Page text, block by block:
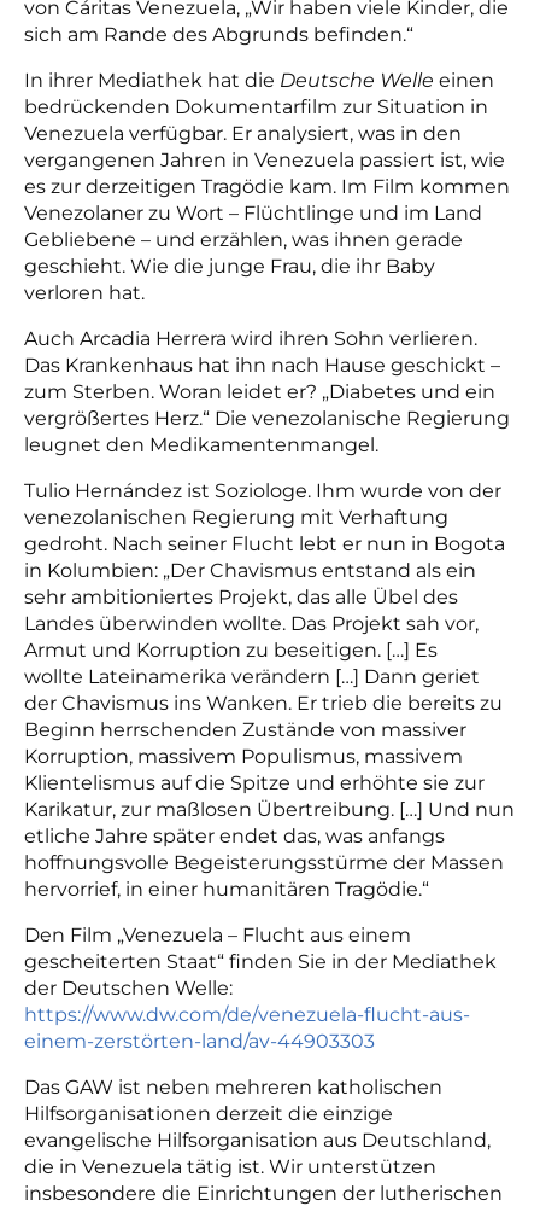
von Cáritas Venezuela, „Wir haben viele Kinder, die
sich am Rande des Abgrunds befinden.“
In ihrer Mediathek hat die Deutsche Welle einen
bedrückenden Dokumentarfilm zur Situation in
Venezuela verfügbar. Er analysiert, was in den
vergangenen Jahren in Venezuela passiert ist, wie
es zur derzeitigen Tragödie kam. Im Film kommen
Venezolaner zu Wort – Flüchtlinge und im Land
Gebliebene – und erzählen, was ihnen gerade
geschieht. Wie die junge Frau, die ihr Baby
verloren hat.
Auch Arcadia Herrera wird ihren Sohn verlieren.
Das Krankenhaus hat ihn nach Hause geschickt –
zum Sterben. Woran leidet er? „Diabetes und ein
vergrößertes Herz.“ Die venezolanische Regierung
leugnet den Medikamentenmangel.
Tulio Hernández ist Soziologe. Ihm wurde von der
venezolanischen Regierung mit Verhaftung
gedroht. Nach seiner Flucht lebt er nun in Bogota
in Kolumbien: „Der Chavismus entstand als ein
sehr ambitioniertes Projekt, das alle Übel des
Landes überwinden wollte. Das Projekt sah vor,
Armut und Korruption zu beseitigen. […] Es
wollte Lateinamerika verändern […] Dann geriet
der Chavismus ins Wanken. Er trieb die bereits zu
Beginn herrschenden Zustände von massiver
Korruption, massivem Populismus, massivem
Klientelismus auf die Spitze und erhöhte sie zur
Karikatur, zur maßlosen Übertreibung. […] Und nun
etliche Jahre später endet das, was anfangs
hoffnungsvolle Begeisterungsstürme der Massen
hervorrief, in einer humanitären Tragödie.“
Den Film „Venezuela – Flucht aus einem
gescheiterten Staat“ finden Sie in der Mediathek
der Deutschen Welle:
https://www.dw.com/de/venezuela-flucht-aus-
einem-zerstörten-land/av-44903303
Das GAW ist neben mehreren katholischen
Hilfsorganisationen derzeit die einzige
evangelische Hilfsorganisation aus Deutschland,
die in Venezuela tätig ist. Wir unterstützen
insbesondere die Einrichtungen der lutherischen